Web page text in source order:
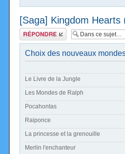
[Saga] Kingdom Hearts
Répondre
Choix des nouveaux
Le Livre de la Jungle
Les Mondes de Ralph
Pocahontas
Raiponce
La princesse et la grenouille
Merlin l'enchanteur